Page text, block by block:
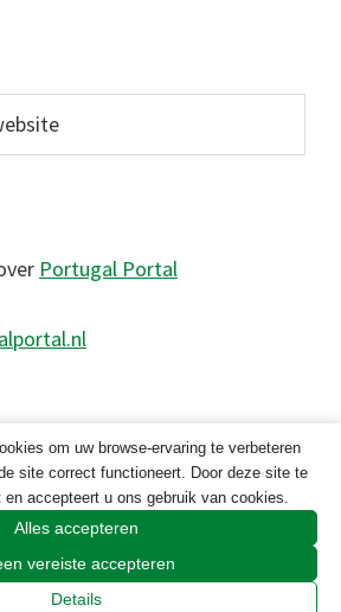
Portugal Portal
Portugal Portal 2023
om uw browse-ervaring te verbeteren
site correct functioneert. Door deze site te
en accepteert u ons gebruik van cookies.
Alles accepteren
vereiste accepteren
Details